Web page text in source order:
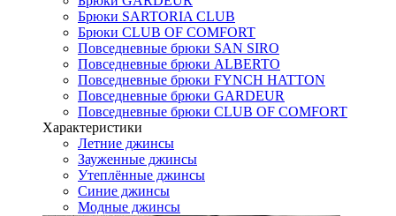
Брюки SARTORIA CLUB
Брюки CLUB OF COMFORT
Повседневные брюки SAN SIRO
Повседневные брюки ALBERTO
Повседневные брюки FYNCH HATTON
Повседневные брюки GARDEUR
Повседневные брюки CLUB OF COMFORT
Характеристики
Летние джинсы
Зауженные джинсы
Утеплённые джинсы
Синие джинсы
Модные джинсы